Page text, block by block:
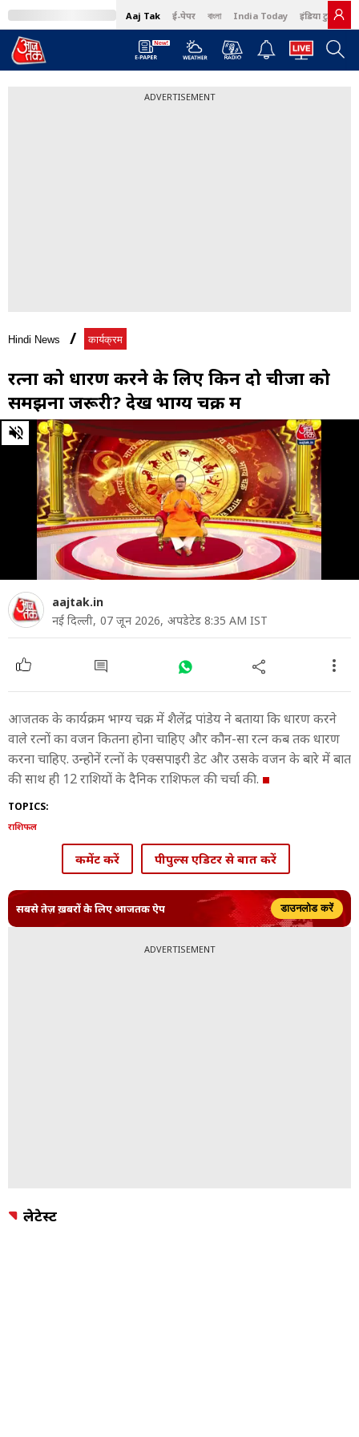
Aaj Tak ई-पेपर বাংলা India Today इंडिया टुडे हिंदी
ADVERTISEMENT
Hindi News कार्यक्रम
रत्नों को धारण करने के लिए किन दो चीजों को
समझना जरूरी? देखें भाग्य चक्र में
0
of
minutes,
seconds
aajtak.in
नई दिल्ली, 07 जून 2026, अपडेटेड 8:35 AM IST
आजतक के कार्यक्रम भाग्य चक्र में शैलेंद्र पांडेय ने बताया कि धारण करने
वाले रत्नों का वजन कितना होना चाहिए और कौन-सा रत्न कब तक धारण
करना चाहिए. उन्होनें रत्नों के एक्सपाइरी डेट और उसके वजन के बारे में बात
की साथ ही 12 राशियों के दैनिक राशिफल की चर्चा की.
TOPICS:
राशिफल
कमेंट करें पीपुल्स एडिटर से बात करें
सबसे तेज़ ख़बरों के लिए आजतक ऐप डाउनलोड करें
ADVERTISEMENT
लेटेस्ट